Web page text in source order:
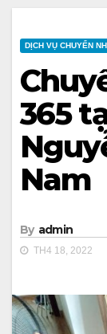
DỊCH VỤ CHUYỂN
365
Nam
By admin
TH4 18, 2022